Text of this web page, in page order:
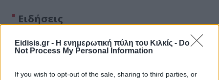
Eidisis.gr - Η ενημερωτική πύλη του Κιλκίς - Do
Not Process My Personal Information
If you wish to opt-out of the sale, sharing to third parties, or
Ειδήσεις